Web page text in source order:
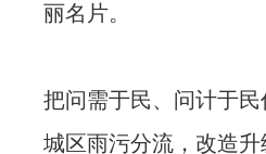
丽名片。
把问需于民、问计于
城区雨污分流，改造